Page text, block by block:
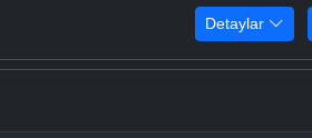
Detaylar